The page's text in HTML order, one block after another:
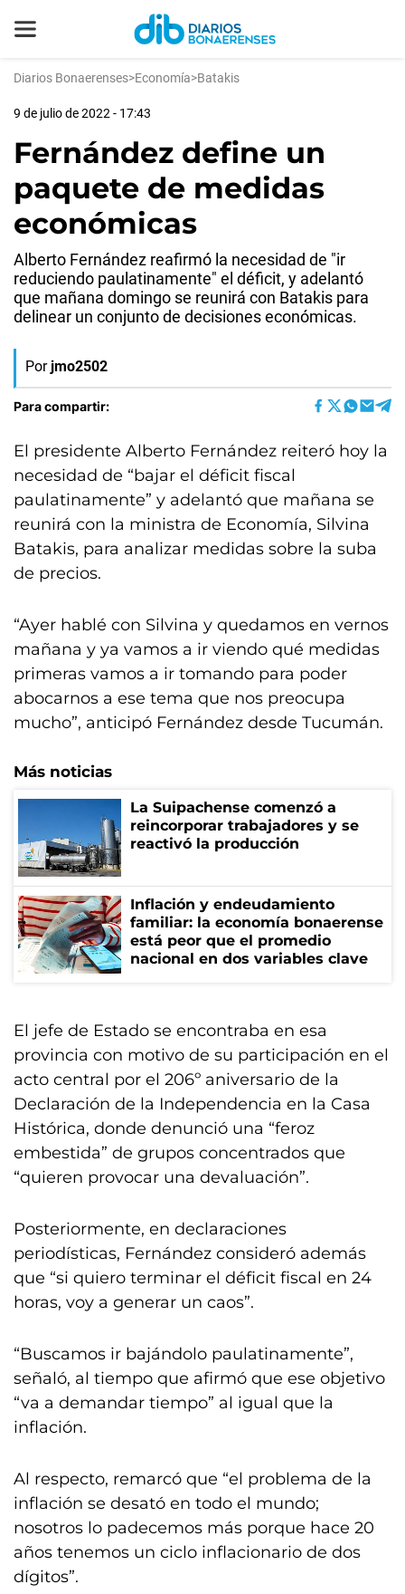
Diarios Bonaerenses>Economía>Batakis
9 de julio de 2022 - 17:43
Fernández define un
paquete de medidas
económicas
Alberto Fernández reafirmó la necesidad de "ir
reduciendo paulatinamente" el déficit, y adelantó
que mañana domingo se reunirá con Batakis para
delinear un conjunto de decisiones económicas.
Por jmo2502
Para compartir:
El presidente Alberto Fernández reiteró hoy la
necesidad de “bajar el déficit fiscal
paulatinamente” y adelantó que mañana se
reunirá con la ministra de Economía, Silvina
Batakis, para analizar medidas sobre la suba
de precios.
“Ayer hablé con Silvina y quedamos en vernos
mañana y ya vamos a ir viendo qué medidas
primeras vamos a ir tomando para poder
abocarnos a ese tema que nos preocupa
mucho”, anticipó Fernández desde Tucumán.
Más noticias
La Suipachense comenzó a
reincorporar trabajadores y se
reactivó la producción
Inflación y endeudamiento
familiar: la economía bonaerense
está peor que el promedio
nacional en dos variables clave
El jefe de Estado se encontraba en esa
provincia con motivo de su participación en el
acto central por el 206º aniversario de la
Declaración de la Independencia en la Casa
Histórica, donde denunció una “feroz
embestida” de grupos concentrados que
“quieren provocar una devaluación”.
Posteriormente, en declaraciones
periodísticas, Fernández consideró además
que “si quiero terminar el déficit fiscal en 24
horas, voy a generar un caos”.
“Buscamos ir bajándolo paulatinamente”,
señaló, al tiempo que afirmó que ese objetivo
“va a demandar tiempo” al igual que la
inflación.
Al respecto, remarcó que “el problema de la
inflación se desató en todo el mundo;
nosotros lo padecemos más porque hace 20
años tenemos un ciclo inflacionario de dos
dígitos”.